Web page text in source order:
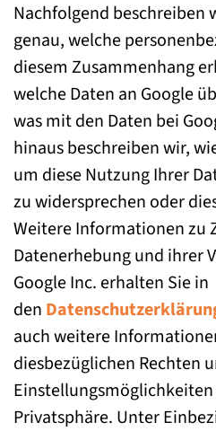
Nachfolgend beschreiben
genau, welche
diesem Zusammenhang
welche Daten an Google
was mit den Daten bei
hinaus beschreiben wir,
um diese Nutzung Ihrer
zu widersprechen oder
Weitere Informationen zu
Datenerhebung und ihrer
Google Inc. erhalten Sie in
den
auch weitere
diesbezüglichen Rechten
Privatsphäre. Unter